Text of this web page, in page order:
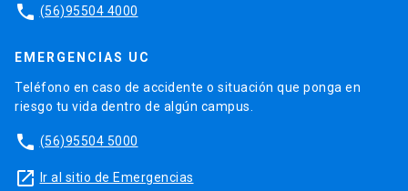
phone (56)95504 4000
EMERGENCIAS UC
Teléfono en caso de accidente o situación que ponga en
riesgo tu vida dentro de algún campus.
phone (56)95504 5000
launch Ir al sitio de Emergencias